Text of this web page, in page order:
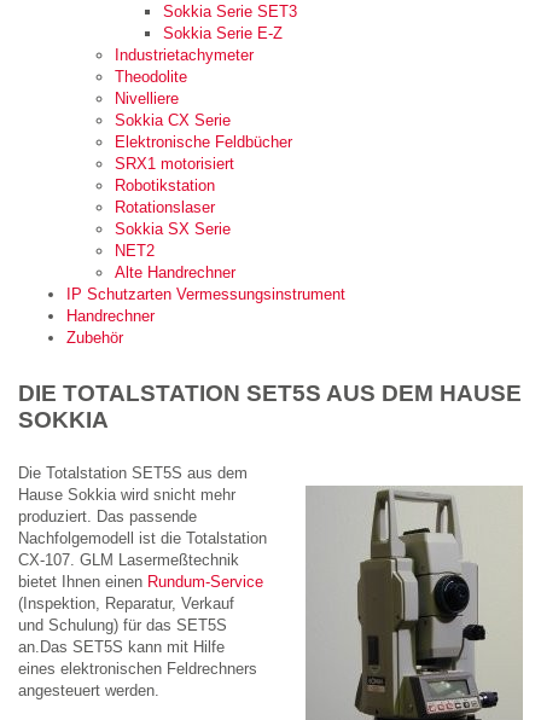
Sokkia Serie SET3
Sokkia Serie E-Z
Industrietachymeter
Theodolite
Nivelliere
Sokkia CX Serie
Elektronische Feldbücher
SRX1 motorisiert
Robotikstation
Rotationslaser
Sokkia SX Serie
NET2
Alte Handrechner
IP Schutzarten Vermessungsinstrument
Handrechner
Zubehör
DIE TOTALSTATION SET5S AUS DEM HAUSE
SOKKIA
Die Totalstation SET5S aus dem
Hause Sokkia wird snicht mehr
produziert. Das passende
Nachfolgemodell ist die Totalstation
CX-107. GLM Lasermeßtechnik
bietet Ihnen einen Rundum-Service
(Inspektion, Reparatur, Verkauf
und Schulung) für das SET5S
an.Das SET5S kann mit Hilfe
eines elektronischen Feldrechners
angesteuert werden.